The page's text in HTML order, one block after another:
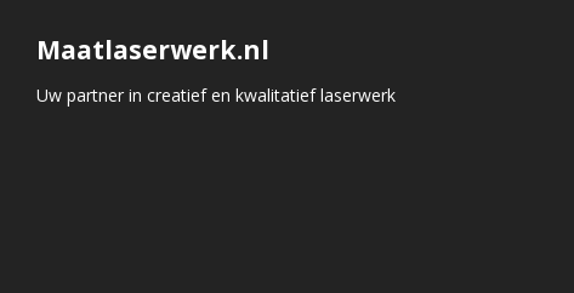
Maatlaserwerk.nl
Uw partner in creatief en kwalitatief laserwerk